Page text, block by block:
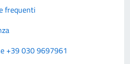
frequenti
+39 030 9697961